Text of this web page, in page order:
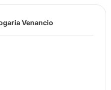
Venancio